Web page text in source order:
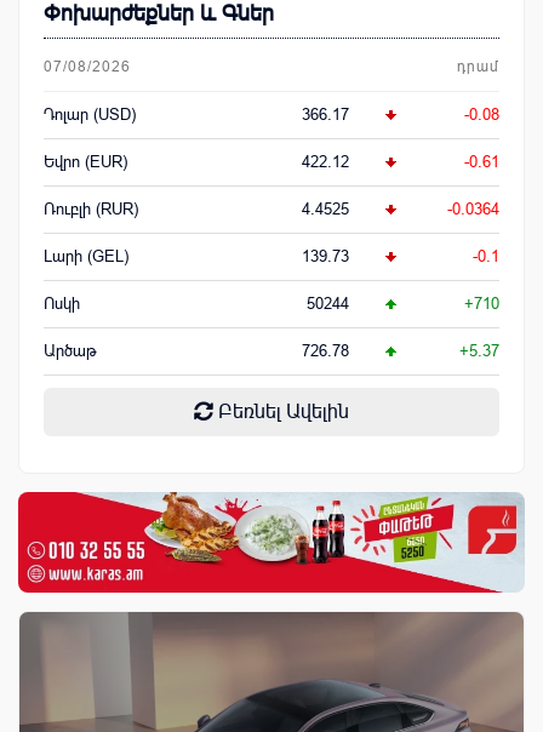
Փոխարժեքներ և Գներ
07/08/2026 դրամ
Դոլար (USD) 366.17 -0.08
Եվրո (EUR) 422.12 -0.61
Ռուբլի (RUR) 4.4525 -0.0364
Լարի (GEL) 139.73 -0.1
Ոսկի 50244 +710
Արծաթ 726.78 +5.37
Բեռնել Ավելին